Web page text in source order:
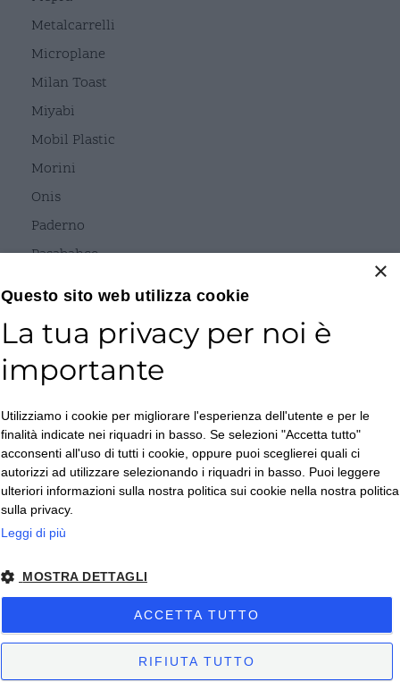
Metalcarrelli
Microplane
Milan Toast
Miyabi
Mobil Plastic
Morini
Onis
Paderno
Pasabahce
Permaflex
Piazza
Porvasal
Rak
RCR
Revol
RGV
Riuni
Robot-Coupe
Salvinelli
×
Questo sito web utilizza cookie
La tua privacy per noi è
importante
Utilizziamo i cookie per migliorare l'esperienza dell'utente e per le
finalità indicate nei riquadri in basso. Se selezioni "Accetta tutto"
acconsenti all'uso di tutti i cookie, oppure puoi sceglierei quali ci
autorizzi ad utilizzare selezionando i riquadri in basso. Puoi leggere
ulteriori informazioni sulla nostra politica sui cookie nella nostra politica
sulla privacy.
Leggi di più
MOSTRA DETTAGLI
ACCETTA TUTTO
RIFIUTA TUTTO